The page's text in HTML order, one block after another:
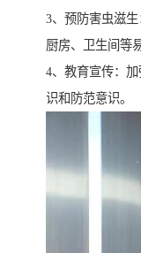
3、预防害虫滋
厨房、卫生间等
4、教育宣传：
识和防范意识。